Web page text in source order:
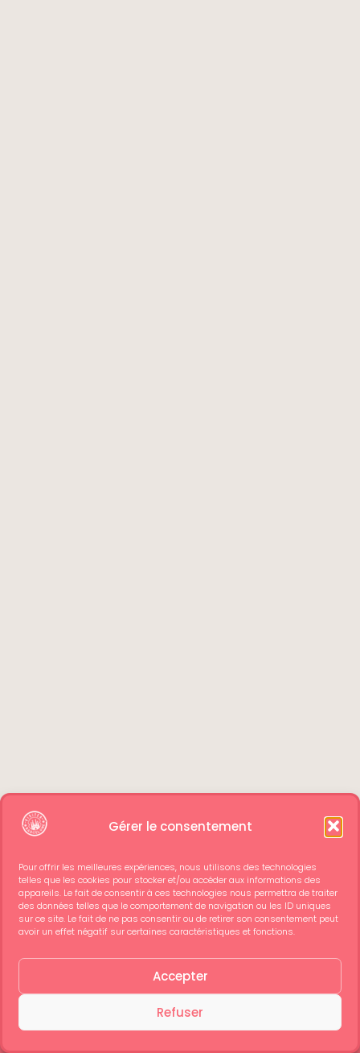
Gérer le consentement
Pour offrir les meilleures expériences, nous utilisons des technologies
telles que les cookies pour stocker et/ou accéder aux informations des
appareils. Le fait de consentir à ces technologies nous permettra de traiter
des données telles que le comportement de navigation ou les ID uniques
sur ce site. Le fait de ne pas consentir ou de retirer son consentement peut
avoir un effet négatif sur certaines caractéristiques et fonctions.
Accepter
Refuser
Voir Ticket